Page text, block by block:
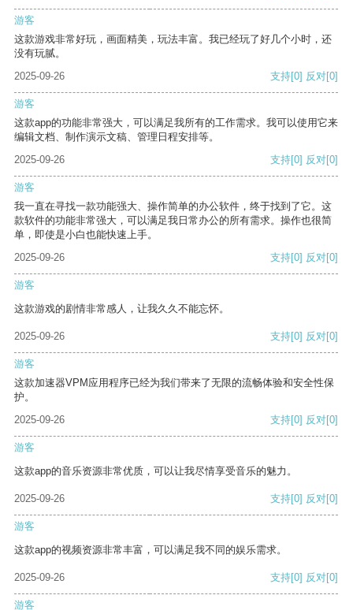
游客
这款游戏非常好玩，画面精美，玩法丰富。我已经玩了好几个小时，还
没有玩腻。
2025-09-26
支持[0] 反对[0]
游客
这款app的功能非常强大，可以满足我所有的工作需求。我可以使用它来
编辑文档、制作演示文稿、管理日程安排等。
2025-09-26
支持[0] 反对[0]
游客
我一直在寻找一款功能强大、操作简单的办公软件，终于找到了它。这
款软件的功能非常强大，可以满足我日常办公的所有需求。操作也很简
单，即使是小白也能快速上手。
2025-09-26
支持[0] 反对[0]
游客
这款游戏的剧情非常感人，让我久久不能忘怀。
2025-09-26 支持[0] 反对[0]
游客
这款加速器VPM应用程序已经为我们带来了无限的流畅体验和安全性保
护。
2025-09-26
支持[0] 反对[0]
游客
这款app的音乐资源非常优质，可以让我尽情享受音乐的魅力。
2025-09-26 支持[0] 反对[0]
游客
这款app的视频资源非常丰富，可以满足我不同的娱乐需求。
2025-09-26 支持[0] 反对[0]
游客